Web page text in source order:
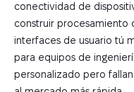
conectividad de
construir procesamiento
interfaces de usuario tú
para equipos de
personalizado pero